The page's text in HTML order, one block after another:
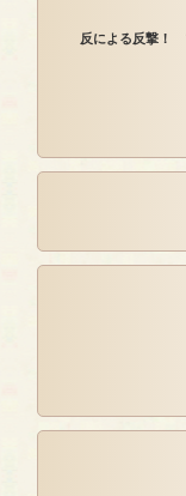
反による反撃！